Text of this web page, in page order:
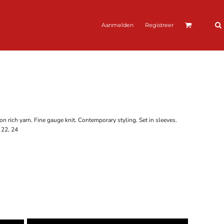
Aanmelden Registreer
rich yarn. Fine gauge knit. Contemporary styling. Set in sleeves.
24